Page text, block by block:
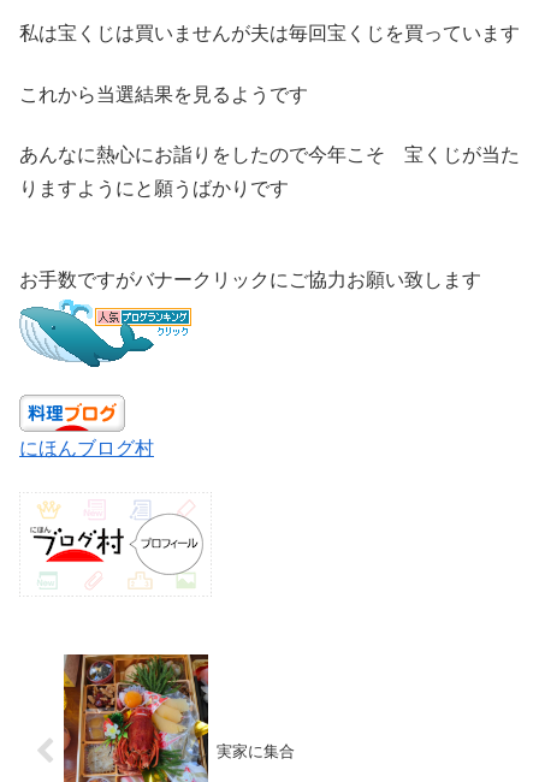
私は宝くじは買いませんが夫は毎回宝くじを買っています
これから当選結果を見るようです
あんなに熱心にお詣りをしたので今年こそ 宝くじが当た
りますようにと願うばかりです
お手数ですがバナークリックにご協力お願い致します
にほんブログ村
実家に集合